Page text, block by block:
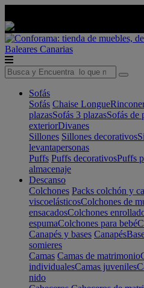
Baleares Canarias
Sofás
Sofás Chaise Longue
plazasSofás 3 plazasSofás de
exteriorDivanes
Sillones Sillones decorativos
levantapersonas
Puffs Puffs decorativosPuffs
almacenaje
Descanso
Colchones Packs colchón y
viscoelásticosColchones de
ensacadosColchones
espumaColchones para bebé
Canapés y bases Canapés
somieres
Camas Camas de matrimonio
individualesCamas juveniles
nido